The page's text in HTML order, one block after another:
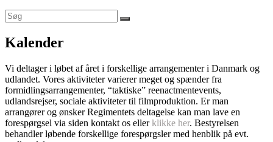
Kalender
Vi deltager i løbet af året i forskellige arrangementer i Danmark og
udlandet. Vores aktiviteter varierer meget og spænder fra
formidlingsarrangementer, “taktiske” reenactmentevents,
udlandsrejser, sociale aktiviteter til filmproduktion. Er man
arrangører og ønsker Regimentets deltagelse kan man lave en
forespørgsel via siden kontakt os ellerklikke her. Bestyrelsen
behandler løbende forskellige forespørgsler med henblik på evt.